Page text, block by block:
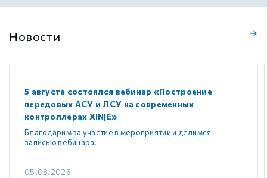
Новости
5 августа состоялся вебинар «Построение
передовых АСУ и ЛСУ на современных
контроллерах XINJE»
Благодарим за участие в мероприятии и делимся
записью вебинара.
05.08.2026